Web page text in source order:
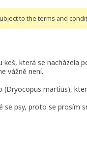
to the terms and
která se nacházela
vážně není.
(Dryocopus martius),
se psy, proto se prosím